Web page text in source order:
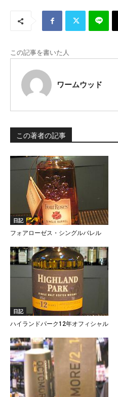
この記事を書いた人
ワームウッド
この著者の記事
日記
フォアローゼス・シングルバレル
日記
ハイランドパーク12年オフィシャル